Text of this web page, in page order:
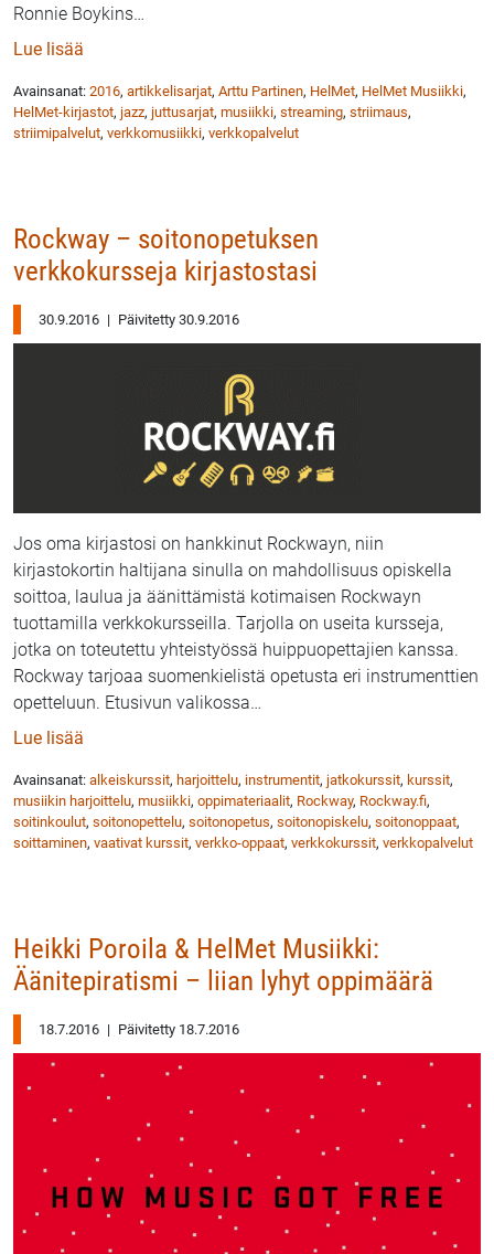
Ronnie Boykins…
Lue lisää
Avainsanat: 2016, artikkelisarjat, Arttu Partinen, HelMet, HelMet Musiikki,
HelMet-kirjastot, jazz, juttusarjat, musiikki, streaming, striimaus,
striimipalvelut, verkkomusiikki, verkkopalvelut
Rockway – soitonopetuksen
verkkokursseja kirjastostasi
30.9.2016 | Päivitetty 30.9.2016
Jos oma kirjastosi on hankkinut Rockwayn, niin
kirjastokortin haltijana sinulla on mahdollisuus opiskella
soittoa, laulua ja äänittämistä kotimaisen Rockwayn
tuottamilla verkkokursseilla. Tarjolla on useita kursseja,
jotka on toteutettu yhteistyössä huippuopettajien kanssa.
Rockway tarjoaa suomenkielistä opetusta eri instrumenttien
opetteluun. Etusivun valikossa…
Lue lisää
Avainsanat: alkeiskurssit, harjoittelu, instrumentit, jatkokurssit, kurssit,
musiikin harjoittelu, musiikki, oppimateriaalit, Rockway, Rockway.fi,
soitinkoulut, soitonopettelu, soitonopetus, soitonopiskelu, soitonoppaat,
soittaminen, vaativat kurssit, verkko-oppaat, verkkokurssit, verkkopalvelut
Heikki Poroila & HelMet Musiikki:
Äänitepiratismi – liian lyhyt oppimäärä
18.7.2016 | Päivitetty 18.7.2016